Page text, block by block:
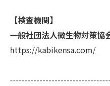
【検査機関】
一般社団法人微生物対策協
https://kabikensa.com/